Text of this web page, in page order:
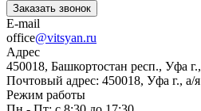
Заказать звонок
E-mail
office@vitsyan.ru
Адрес
450018, Башкортостан респ., Уфа
Почтовый адрес: 450018, Уфа г., а/я
Режим работы